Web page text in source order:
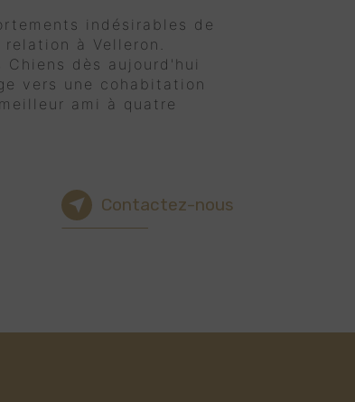
indésirables de
à Velleron.
Chiens dès aujourd'hui
vers une cohabitation
ami à quatre
Contactez-nous